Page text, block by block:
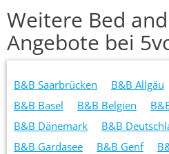
Weitere Bed
Angebote bei
B&B Saarbrücken B&B Allgäu
B&B Basel
B&B Belgien
B&B Dänemark
B&B
B&B Gardasee
B&B Genf